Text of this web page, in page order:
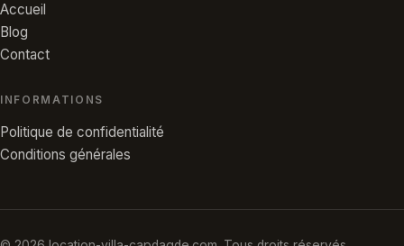
Accueil
Blog
Contact
INFORMATIONS
Politique de confidentialité
Conditions générales